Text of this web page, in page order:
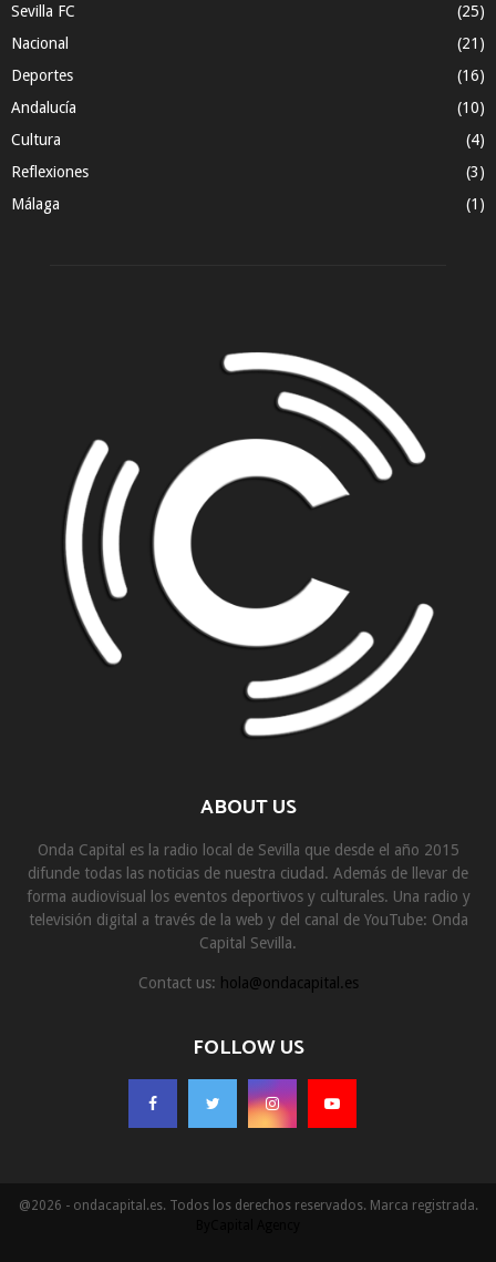
Sevilla FC
(25)
Nacional
(21)
Deportes
(16)
Andalucía
(10)
Cultura
(4)
Reflexiones
(3)
Málaga
(1)
ABOUT US
Onda Capital es la radio local de Sevilla que desde el año 2015
difunde todas las noticias de nuestra ciudad. Además de llevar de
forma audiovisual los eventos deportivos y culturales. Una radio y
televisión digital a través de la web y del canal de YouTube: Onda
Capital Sevilla.
Contact us: hola@ondacapital.es
FOLLOW US
@2026 - ondacapital.es. Todos los derechos reservados. Marca registrada.